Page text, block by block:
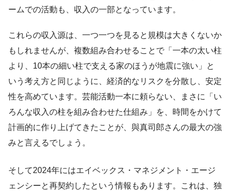
ームでの活動も、収入の一部となっています。
これらの収入源は、一つ一つを見ると規模は大きくないか
もしれませんが、複数組み合わせることで「一本の太い柱
より、10本の細い柱で支える家のほうが地震に強い」と
いう考え方と同じように、経済的なリスクを分散し、安定
性を高めています。芸能活動一本に頼らない、まさに「い
ろんな収入の柱を組み合わせた仕組み」を、時間をかけて
計画的に作り上げてきたことが、與真司郎さんの最大の強
みと言えるでしょう。
そして2024年にはエイベックス・マネジメント・エージ
ェンシーと再契約したという情報もあります。これは、独